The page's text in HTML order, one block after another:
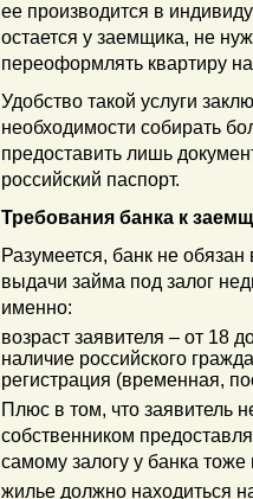
ее производится в
остается у заемщика, не
переоформлять квартиру
Удобство такой услуги
необходимости собирать
предоставить лишь
российский паспорт.
Требования банка к
Разумеется, банк не
выдачи займа под залог
именно:
возраст заявителя – от 18
наличие российского
регистрация (временная,
Плюс в том, что заявитель
собственником
самому залогу у банка
жилье должно находиться